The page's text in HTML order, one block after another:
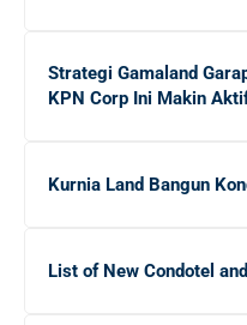
Panduan Lengkap Bagi
Menjanjikan daripada di
Karyawan Lulusan SLTA
Strategi Gamaland
KPN Corp Ini Makin
Kurnia Land Bangun
List of New Condotel